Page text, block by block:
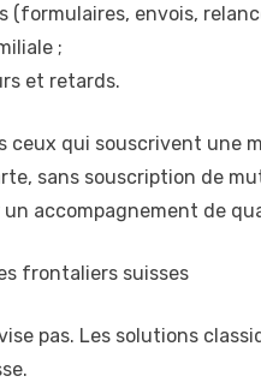
(formulaires, envois,
;
et retards.
ceux qui souscrivent
sans souscription de
accompagnement de
frontaliers suisses
pas. Les solutions